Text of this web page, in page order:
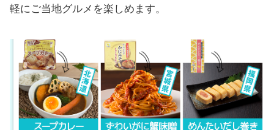
軽にご当地グルメを楽しめます。